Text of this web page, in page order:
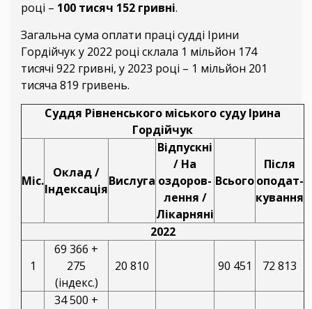
році – 100 тисяч 152 гривні.
Загальна сума оплати праці судді Ірини
Гордійчук у 2022 році склала 1 мільйон 174
тисячі 922 гривні, у 2023 році – 1 мільйон 201
тисяча 819 гривень.
Суддя Рівненського міського суду Ірина
Гордійчук
Міс.
Оклад /
Індексація
Вислуга
Відпускні
/ На
оздоров-
лення /
Лікарняні
Всього
Після
оподат-
кування
2022
1
69 366 +
275
(індекс.)
20 810 90 451 72 813
34 500 +